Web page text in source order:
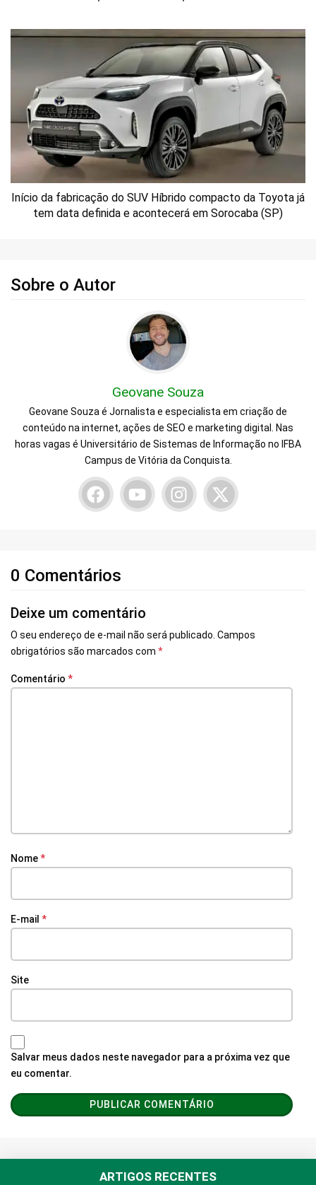
Início da fabricação do SUV Híbrido compacto da Toyota já
tem data definida e acontecerá em Sorocaba (SP)
Sobre o Autor
Geovane Souza
Geovane Souza é Jornalista e especialista em criação de
conteúdo na internet, ações de SEO e marketing digital. Nas
horas vagas é Universitário de Sistemas de Informação no IFBA
Campus de Vitória da Conquista.
0 Comentários
Deixe um comentário
O seu endereço de e-mail não será publicado. Campos
obrigatórios são marcados com *
Comentário *
Nome*
E-mail *
Site
Salvar meus dados neste navegador para a próxima vez que
eu comentar.
ARTIGOS RECENTES